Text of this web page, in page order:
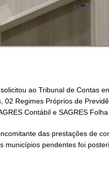
ao Tribunal de Contas
Regimes Próprios de
Contábil e SAGRES
das prestações de
pendentes foi